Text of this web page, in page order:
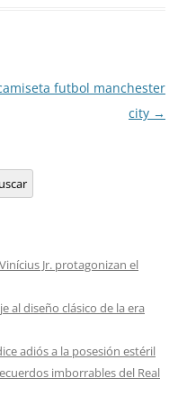
futbol manchester
city →
Jr. protagonizan el
al diseño clásico de la era
adiós a la posesión estéril
imborrables del Real